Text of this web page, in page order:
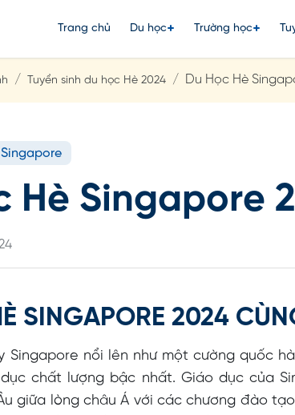
Trang chủ Du học Trường học
Tuyển sinh du học Hè 2024 Du Học Hè
Hè Singapore
SINGAPORE 2024
Singapore nổi lên như một cường quốc
chất lượng bậc nhất. Giáo dục của
giữa lòng châu Á với các chương đào